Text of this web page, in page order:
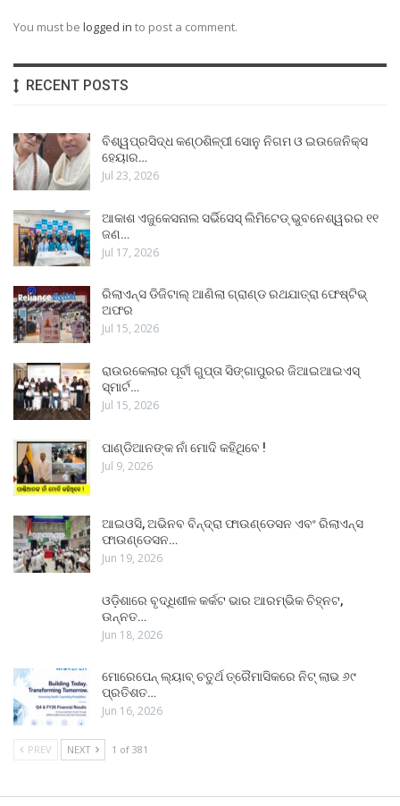
You must be logged in to post a comment.
RECENT POSTS
ବିଶ୍ୱପ୍ରସିଦ୍ଧ କଣ୍ଠଶିଳ୍ପୀ ସୋନୁ ନିଗମ ଓ ଇଉଜେନିକ୍ସ
ହେୟାର…
Jul 23, 2026
ଆକାଶ ଏଜୁକେସନାଲ ସର୍ଭିସେସ୍ ଲିମିଟେଡ୍ ଭୁବନେଶ୍ୱରର ୧୧
ଜଣ…
Jul 17, 2026
ରିଲାଏନ୍ସ ଡିଜିଟାଲ୍ ଆଣିଲା ଗ୍ରାଣ୍ଡ ରଥଯାତ୍ରା ଫେଷ୍ଟିଭ୍
ଅଫର
Jul 15, 2026
ରାଉରକେଲାର ପୂର୍ବୀ ଗୁପ୍ତା ସିଙ୍ଗାପୁରର ଜିଆଇଆଇଏସ୍
ସ୍ମାର୍ଟ…
Jul 15, 2026
ପାଣ୍ଡିଆନଙ୍କ ନାଁ ମୋଦି କହିଥିବେ !
Jul 9, 2026
ଆଇଓସି, ଅଭିନବ ବିନ୍ଦ୍ରା ଫାଉଣ୍ଡେସନ ଏବଂ ରିଲାଏନ୍ସ
ଫାଉଣ୍ଡେସନ…
Jun 19, 2026
ଓଡ଼ିଶାରେ ବୃଦ୍ଧିଶୀଳ କର୍କଟ ଭାର ଆରମ୍ଭିକ ଚିହ୍ନଟ,
ଉନ୍ନତ…
Jun 18, 2026
ମୋରେପେନ୍ ଲ୍ୟାବ୍ ଚତୁର୍ଥ ତ୍ରୈମାସିକରେ ନିଟ୍ ଲାଭ ୬୯
ପ୍ରତିଶତ…
Jun 16, 2026
PREV NEXT 1 of 381